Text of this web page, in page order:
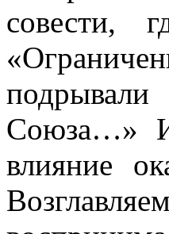
совести,
Союза…»
влияние